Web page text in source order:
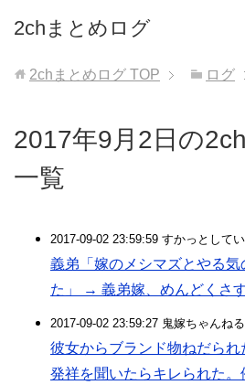
2chまとめログ
2chまとめログ TOP ログ
2017年9月2日の
一覧
2017-09-02 23:59:59 すかっとして
義弟「嫁のメシマズとやる気
た」 → 義弟嫁、めんどくさ
2017-09-02 23:59:27 鬼嫁ちゃんねる
彼女からブランド物ねだら
発祥を聞いたらキレられた